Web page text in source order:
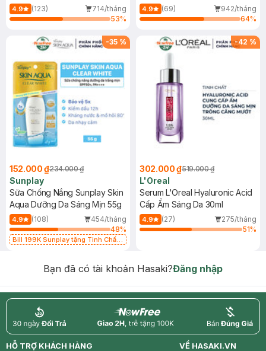
4.9 (123)
714/tháng
53%
(Mới)
4.9 (69)
942/tháng
64%
-35 %
152.000 ₫234.000 ₫
Sunplay
Sữa Chống Nắng Sunplay Skin
Aqua Dưỡng Da Sáng Mịn 55g
4.9 (108)
454/tháng
48%
Bill 199K Sunplay tặng Tinh Chất
-42 %
302.000 ₫519.000 ₫
L'Oreal
Serum L'Oreal Hyaluronic Acid
Cấp Ẩm Sáng Da 30ml
4.9 (27)
275/tháng
51%
Bạn đã có tài khoản Hasaki?Đăng nhập
return nowfree price
HỖ TRỢ KHÁCH HÀNG
VỀ HASAKI.VN